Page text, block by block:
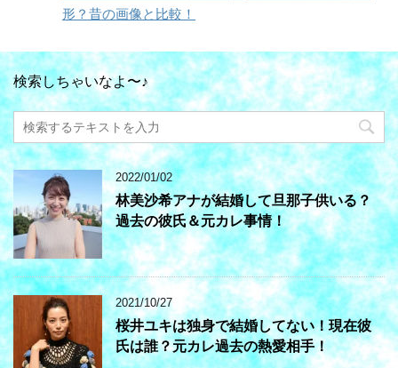
形？昔の画像と比較！
検索しちゃいなよ〜♪
2022/01/02
林美沙希アナが結婚して旦那子供いる？
過去の彼氏＆元カレ事情！
2021/10/27
桜井ユキは独身で結婚してない！現在彼
氏は誰？元カレ過去の熱愛相手！